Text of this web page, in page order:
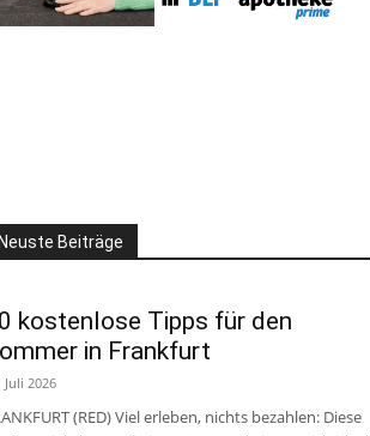
Beiträge
kostenlose Tipps für den
in Frankfurt
Juli 2026
(RED) Viel erleben, nichts bezahlen: Diese